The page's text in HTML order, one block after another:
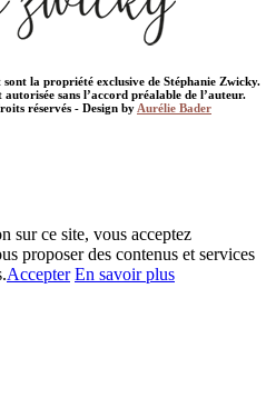
sont la propriété exclusive de Stéphanie Zwicky.
sans l’accord préalable de l’auteur.
réservés - Design by Aurélie Bader
sur ce site, vous acceptez
proposer des contenus et services
Accepter En savoir plus